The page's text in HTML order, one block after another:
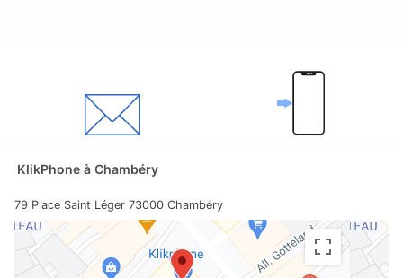
KlikPhone à Chambéry
79 Place Saint Léger 73000 Chambéry